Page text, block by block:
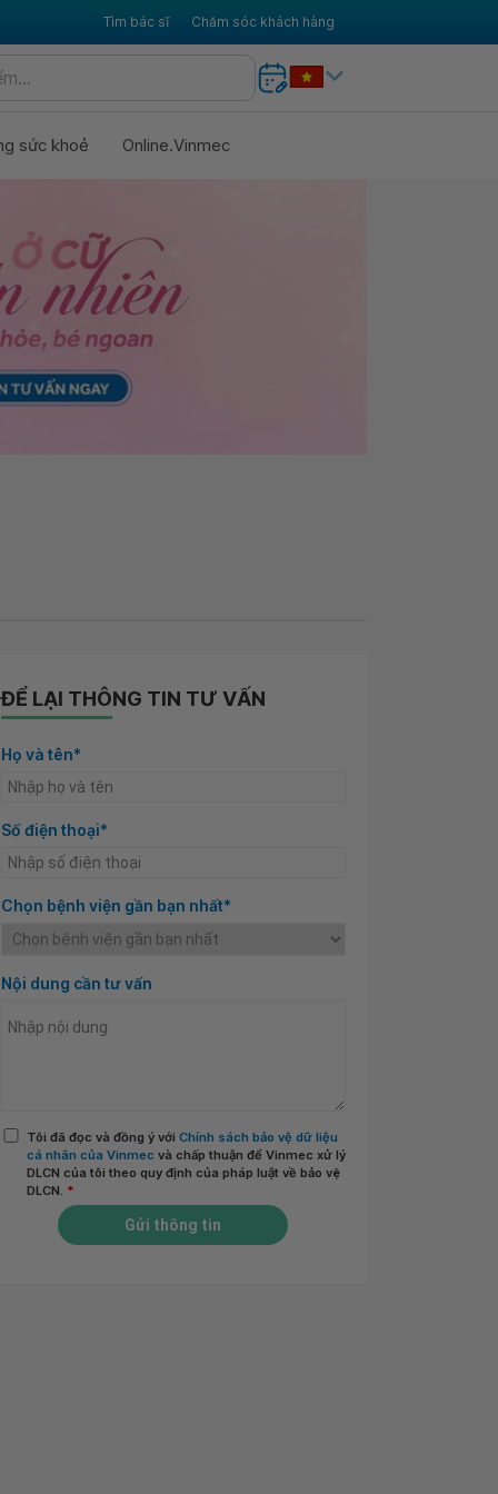
Tìm bác sĩ Chăm sóc khách hàng
sức khoẻ Online.Vinmec
ĐỂ LẠI THÔNG TIN TƯ VẤN
Họ và tên*
Số điện thoại*
Chọn bệnh viện gần bạn nhất*
Nội dung cần tư vấn
Tôi đã đọc và đồng ý với Chính sách bảo vệ dữ liệu
cá nhân của Vinmec và chấp thuận để Vinmec xử lý
DLCN của tôi theo quy định của pháp luật về bảo vệ
DLCN. *
Gửi thông tin